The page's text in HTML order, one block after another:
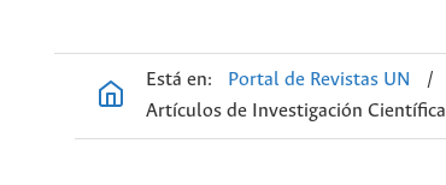
Está en: Portal de Revistas UN /
Artículos de Investigación Científica